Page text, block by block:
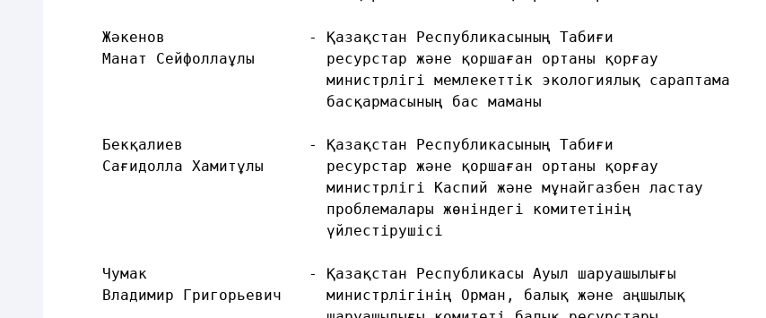
Жәкенов                - Қазақстан Республикасының Табиғи
Манат Сейфоллаұлы        ресурстар және қоршаған ортаны қорғау
министрлігі мемлекеттік экологиялық сараптама
басқармасының бас маманы
Бекқалиев              - Қазақстан Республикасының Табиғи
Сағидолла Хамитұлы       ресурстар және қоршаған ортаны қорғау
министрлігі Каспий және мұнайгазбен ластау
проблемалары жөніндегі комитетінің
үйлестірушісі
Чумак                  - Қазақстан Республикасы Ауыл шаруашылығы
Владимир Григорьевич     министрлігінің Орман, балық және аңшылық